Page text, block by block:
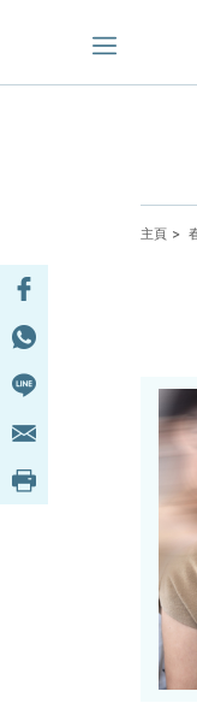
主頁 >